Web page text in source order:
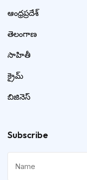
ఆంధ్రప్రదేశ్
తెలంగాణ
సాహితీ
క్రైమ్
బిజినెస్
Subscribe